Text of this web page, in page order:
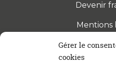
Gérer le
cookies
Devenir
Mentions
S’INSCRIRE À